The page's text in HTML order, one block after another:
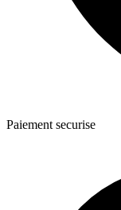
Paiement securise